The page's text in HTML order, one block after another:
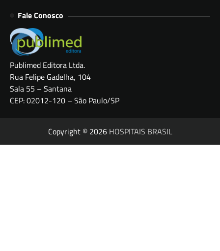
Fale Conosco
Publimed Editora Ltda.
Rua Felipe Gadelha, 104
Sala 55 – Santana
CEP: 02012-120 – São Paulo/SP
Copyright © 2026 HOSPITAIS BRASIL